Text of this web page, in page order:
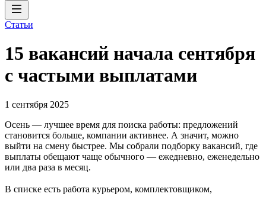
Статьи
15 вакансий начала сентября
с частыми выплатами
1 сентября 2025
Осень — лучшее время для поиска работы: предложений
становится больше, компании активнее. А значит, можно
выйти на смену быстрее. Мы собрали подборку вакансий, где
выплаты обещают чаще обычного — ежедневно, еженедельно
или два раза в месяц.
В списке есть работа курьером, комплектовщиком,